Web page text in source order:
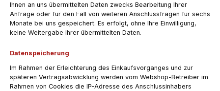
Ihnen an uns übermittelten Daten zwecks Bearbeitung Ihrer
Anfrage oder für den Fall von weiteren Anschlussfragen für sechs
Monate bei uns gespeichert. Es erfolgt, ohne Ihre Einwilligung,
keine Weitergabe Ihrer übermittelten Daten.
Datenspeicherung
Im Rahmen der Erleichterung des Einkaufsvorganges und zur
späteren Vertragsabwicklung werden vom Webshop-Betreiber im
Rahmen von Cookies die IP-Adresse des Anschlussinhabers